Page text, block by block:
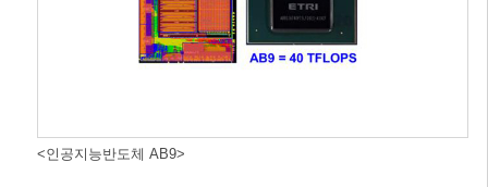
<인공지능반도체 AB9>